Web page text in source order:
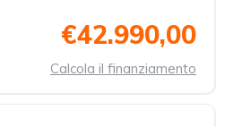
€42.990,00
Calcola il finanziamento